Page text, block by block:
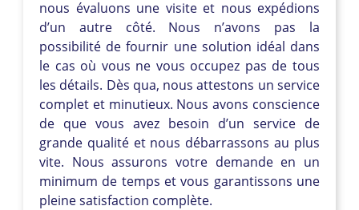
nous évaluons une visite et nous expédions
d’un autre côté. Nous n’avons pas la
possibilité de fournir une solution idéal dans
le cas où vous ne vous occupez pas de tous
les détails. Dès qua, nous attestons un service
complet et minutieux. Nous avons conscience
de que vous avez besoin d’un service de
grande qualité et nous débarrassons au plus
vite. Nous assurons votre demande en un
minimum de temps et vous garantissons une
pleine satisfaction complète.